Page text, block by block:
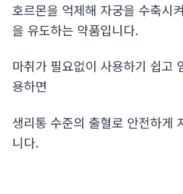
호르몬을 억제해 자궁을 수축시
을 유도하는 약품입니다.
마취가 필요없이 사용하기 쉽고
용하면
생리통 수준의 출혈로 안전하게
니다.